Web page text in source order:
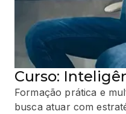
Curso:
Formação prática e
busca atuar com